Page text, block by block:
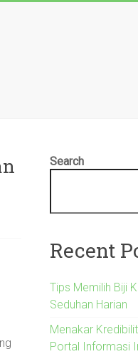
Search
Recent
Tips Memilih Biji
Seduhan Harian
Menakar
Portal Informasi